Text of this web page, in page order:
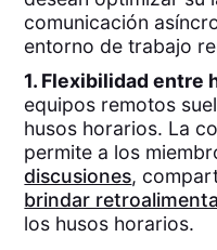
comunicación
entorno de trabajo
1. Flexibilidad entre
equipos remotos
husos horarios. La
permite a los
discusiones,
brindar
los husos horarios.